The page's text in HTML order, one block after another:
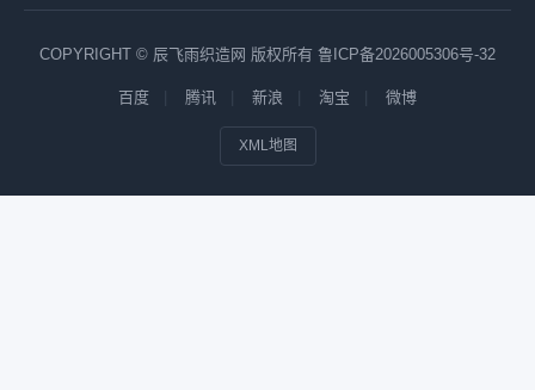
COPYRIGHT © 辰飞雨织造网 版权所有 鲁ICP备2026005306号-32
百度 腾讯 新浪 淘宝 微博
XML地图